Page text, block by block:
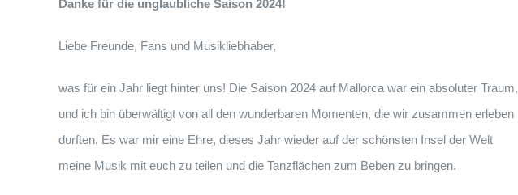
Danke für die unglaubliche Saison 2024!
Liebe Freunde, Fans und Musikliebhaber,
was für ein Jahr liegt hinter uns! Die Saison 2024 auf Mallorca war ein absoluter Traum,
und ich bin überwältigt von all den wunderbaren Momenten, die wir zusammen erleben
durften. Es war mir eine Ehre, dieses Jahr wieder auf der schönsten Insel der Welt
meine Musik mit euch zu teilen und die Tanzflächen zum Beben zu bringen.